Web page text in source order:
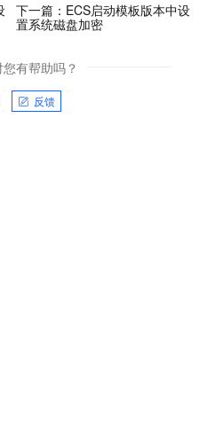
下一篇： ECS启动模板版本中设
置系统磁盘加密
有帮助吗？
反馈